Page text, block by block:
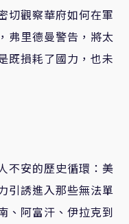
切觀察華府如何在軍
弗里德曼警告，將太
既損耗了國力，也未
不安的歷史循環：美
引誘進入那些無法單
、阿富汗、伊拉克到